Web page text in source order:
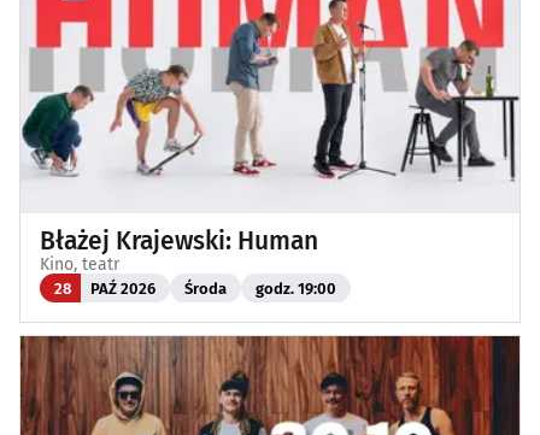
Błażej Krajewski: Human
Kino, teatr
28 PAŹ 2026 Środa godz. 19:00